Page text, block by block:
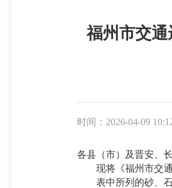
福州市交通
时间：2026-04-09
各县（市）及晋安、
现将《福州市交通
表中所列的砂、石